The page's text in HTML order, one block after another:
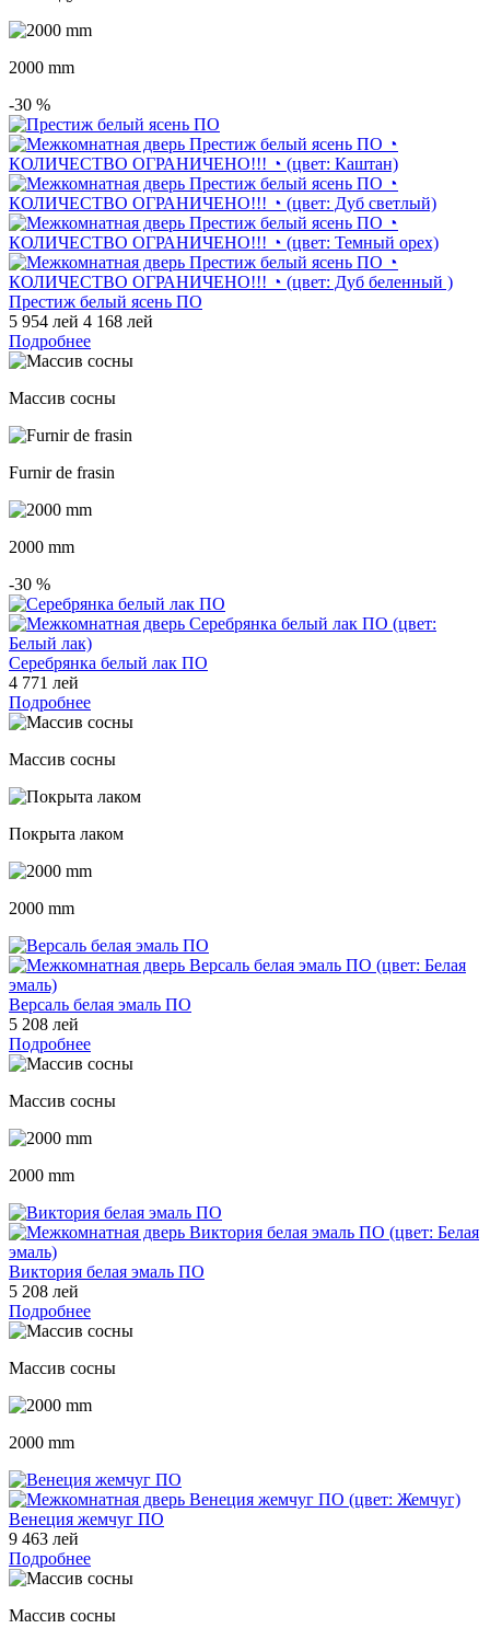
2000 mm
-30 %
Престиж белый ясень ПО
5 954 лей 4 168 лей
Подробнее
Массив сосны
Furnir de frasin
2000 mm
-30 %
Серебрянка белый лак ПО
4 771 лей
Подробнее
Массив сосны
Покрыта лаком
2000 mm
Версаль белая эмаль ПО
5 208 лей
Подробнее
Массив сосны
2000 mm
Виктория белая эмаль ПО
5 208 лей
Подробнее
Массив сосны
2000 mm
Венеция жемчуг ПО
9 463 лей
Подробнее
Массив сосны